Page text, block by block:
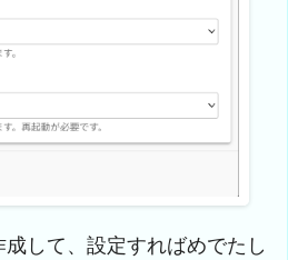
して、設定すればめでたし